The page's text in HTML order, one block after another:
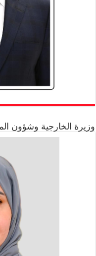
وزيرة الخارجية وشؤون